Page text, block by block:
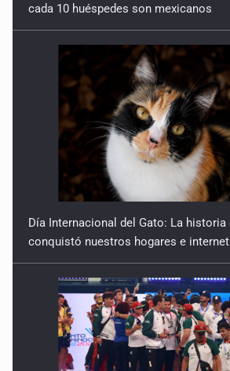
cada 10 huéspedes son mexicanos
Día Internacional del Gato: La
conquistó nuestros hogares e internet